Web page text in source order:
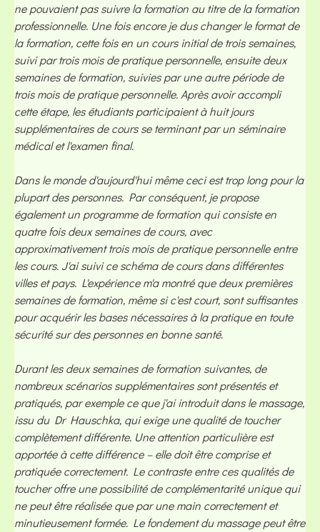
ne pouvaient pas suivre la formation au titre de la formation
professionnelle. Une fois encore je dus changer le format de
la formation, cette fois en un cours initial de trois semaines,
suivi par trois mois de pratique personnelle, ensuite deux
semaines de formation, suivies par une autre période de
trois mois de pratique personnelle. Après avoir accompli
cette étape, les étudiants participaient à huit jours
supplémentaires de cours se terminant par un séminaire
médical et l'examen final.
Dans le monde d'aujourd'hui même ceci est trop long pour la
plupart des personnes. Par conséquent, je propose
également un programme de formation qui consiste en
quatre fois deux semaines de cours, avec
approximativement trois mois de pratique personnelle entre
les cours. J'ai suivi ce schéma de cours dans différentes
villes et pays. L'expérience m'a montré que deux premières
semaines de formation, même si c'est court, sont suffisantes
pour acquérir les bases nécessaires à la pratique en toute
sécurité sur des personnes en bonne santé.
Durant les deux semaines de formation suivantes, de
nombreux scénarios supplémentaires sont présentés et
pratiqués, par exemple ce que j'ai introduit dans le massage,
issu du Dr Hauschka, qui exige une qualité de toucher
complètement différente. Une attention particulière est
apportée à cette différence – elle doit être comprise et
pratiquée correctement. Le contraste entre ces qualités de
toucher offre une possibilité de complémentarité unique qui
ne peut être réalisée que par une main correctement et
minutieusement formée. Le fondement du massage peut être